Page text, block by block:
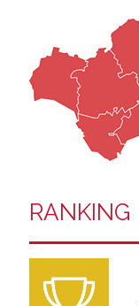
RANKING